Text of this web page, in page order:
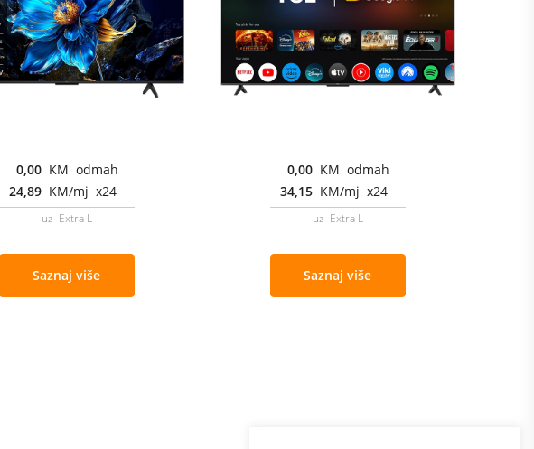
0,00 KM odmah
24,89 KM/mj x24
uz Extra L
Saznaj više
0,00 KM odmah
34,15 KM/mj x24
uz Extra L
Saznaj više